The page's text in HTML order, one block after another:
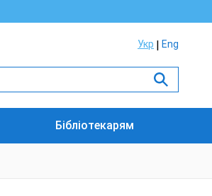
Укр Eng
Бібліотекарям